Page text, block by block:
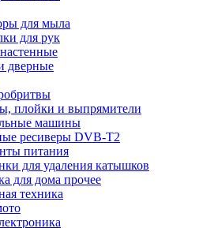
для мыла
для рук
дверные
плойки и выпрямители
машины
ресиверы DVB-T2
питания
для удаления катышков
для дома прочее
техника